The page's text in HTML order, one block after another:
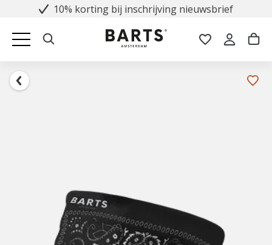
10% korting bij inschrijving nieuwsbrief